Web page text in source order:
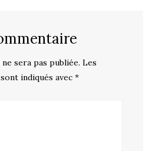
sera pas publiée. Les
indiqués avec *